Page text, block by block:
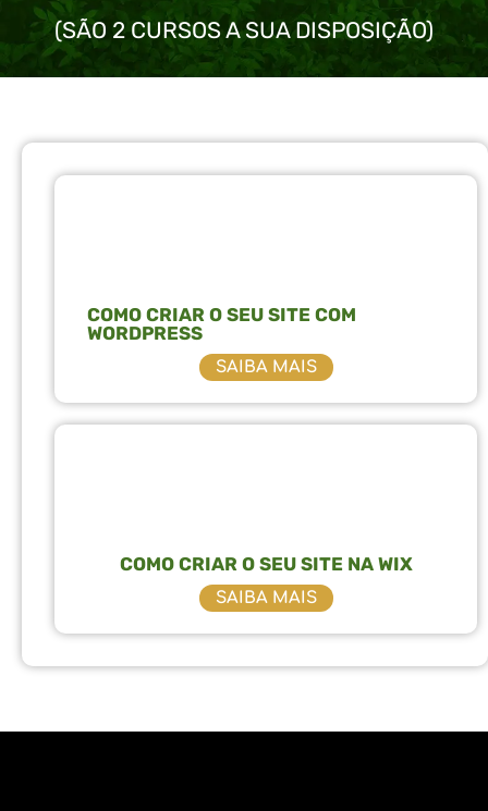
(SÃO 2 CURSOS A SUA DISPOSIÇÃO)
SAIBA MAIS
COMO CRIAR O SEU SITE NA WIX
SAIBA MAIS
COMO CRIAR O SEU SITE COM
WORDPRESS